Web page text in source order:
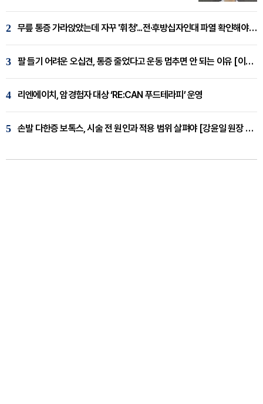
2 무릎 통증 가라앉았는데 자꾸 '휘청'...전·후방십자인대 파열 확인해야 [곽우경 원장 칼럼]
3 팔 들기 어려운 오십견, 통증 줄었다고 운동 멈추면 안 되는 이유 [이병욱 원장 칼럼]
4 리엔에이치, 암경험자 대상 ‘RE:CAN 푸드테라피’ 운영
5 손발 다한증 보톡스, 시술 전 원인과 적용 범위 살펴야 [강윤일 원장 칼럼]